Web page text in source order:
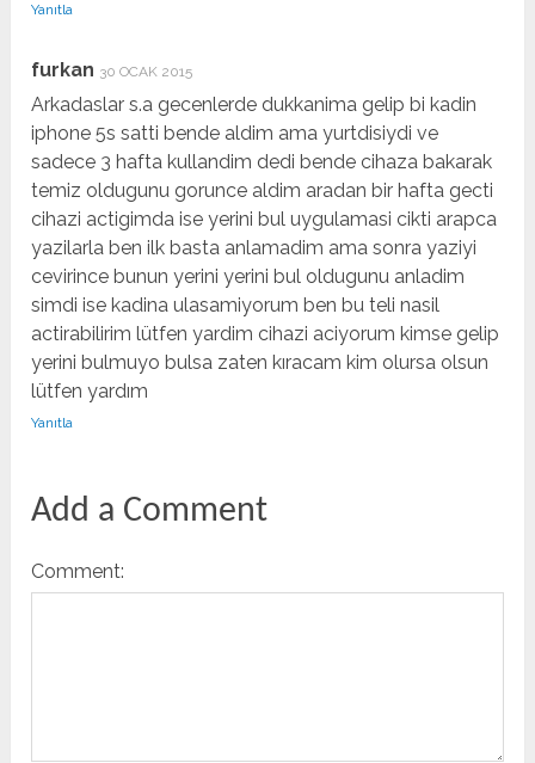
Yanıtla
furkan 30 OCAK 2015
Arkadaslar s.a gecenlerde dukkanima gelip bi kadin
iphone 5s satti bende aldim ama yurtdisiydi ve
sadece 3 hafta kullandim dedi bende cihaza bakarak
temiz oldugunu gorunce aldim aradan bir hafta gecti
cihazi actigimda ise yerini bul uygulamasi cikti arapca
yazilarla ben ilk basta anlamadim ama sonra yaziyi
cevirince bunun yerini yerini bul oldugunu anladim
simdi ise kadina ulasamiyorum ben bu teli nasil
actirabilirim lütfen yardim cihazi aciyorum kimse gelip
yerini bulmuyo bulsa zaten kıracam kim olursa olsun
lütfen yardım
Yanıtla
Add a Comment
Comment: